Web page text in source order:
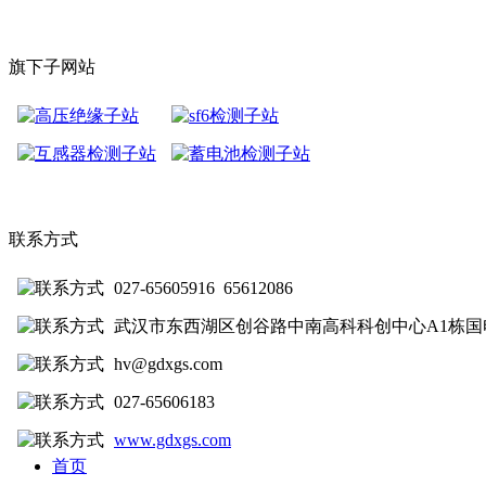
旗下子网站
联系方式
027-65605916 65612086
武汉市东西湖区创谷路中南高科科创中心A1栋
hv@gdxgs.com
027-65606183
www.gdxgs.com
首页